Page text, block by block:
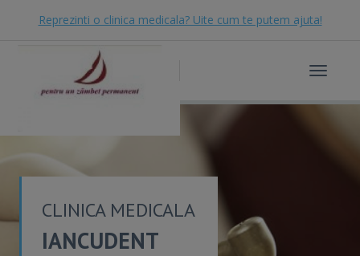
Reprezinti o clinica medicala? Uite cum te putem ajuta!
Toggle
CLINICA MEDICALA
IANCUDENT